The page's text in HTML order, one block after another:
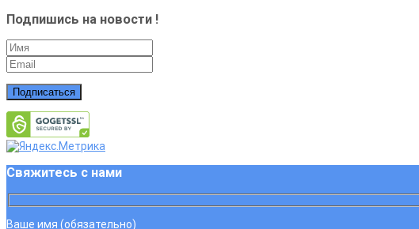
Подпишись на новости !
Подписаться
Свяжитесь с нами
Ваше имя (обязательно)